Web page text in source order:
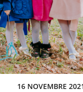
16 NOVEMBRE